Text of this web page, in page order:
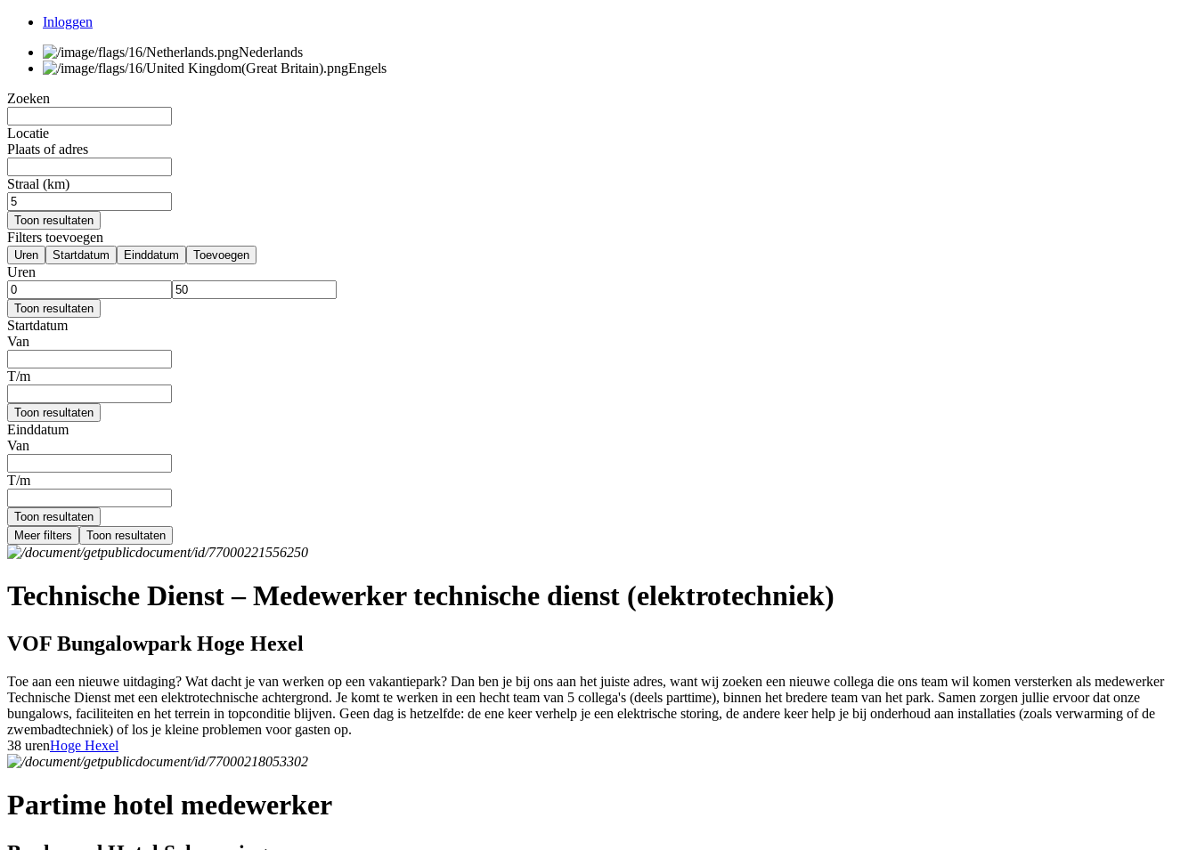
Inloggen
Nederlands
Engels
Zoeken
Locatie
Plaats of adres
Straal (km)
Toon resultaten
Filters toevoegen
Uren Startdatum Einddatum Toevoegen
Uren
Toon resultaten
Startdatum
Van
T/m
Toon resultaten
Einddatum
Van
T/m
Toon resultaten
Meer filters
Toon resultaten
Technische Dienst – Medewerker technische dienst (elektrotechniek)
VOF Bungalowpark Hoge Hexel
Toe aan een nieuwe uitdaging? Wat dacht je van werken op een vakantiepark? Dan ben je bij ons aan het juiste adres, want wij zoeken een nieuwe collega die ons team wil komen versterken als medewerker
Technische Dienst met een elektrotechnische achtergrond. Je komt te werken in een hecht team van 5 collega's (deels parttime), binnen het bredere team van het park. Samen zorgen jullie ervoor dat onze
bungalows, faciliteiten en het terrein in topconditie blijven. Geen dag is hetzelfde: de ene keer verhelp je een elektrische storing, de andere keer help je bij onderhoud aan installaties (zoals verwarming of de
zwembadtechniek) of los je kleine problemen voor gasten op.
38 urenHoge Hexel
Partime hotel medewerker